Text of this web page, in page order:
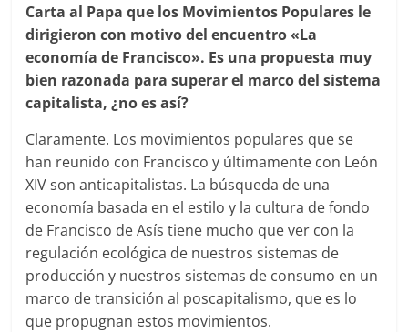
Carta al Papa que los Movimientos Populares le
dirigieron con motivo del encuentro «La
economía de Francisco». Es una propuesta muy
bien razonada para superar el marco del sistema
capitalista, ¿no es así?
Claramente. Los movimientos populares que se
han reunido con Francisco y últimamente con León
XIV son anticapitalistas. La búsqueda de una
economía basada en el estilo y la cultura de fondo
de Francisco de Asís tiene mucho que ver con la
regulación ecológica de nuestros sistemas de
producción y nuestros sistemas de consumo en un
marco de transición al poscapitalismo, que es lo
que propugnan estos movimientos.